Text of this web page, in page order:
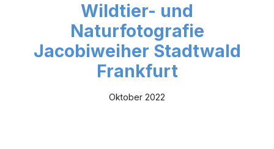
Wildtier- und
Naturfotografie
Jacobiweiher Stadtwald
Frankfurt
Oktober 2022